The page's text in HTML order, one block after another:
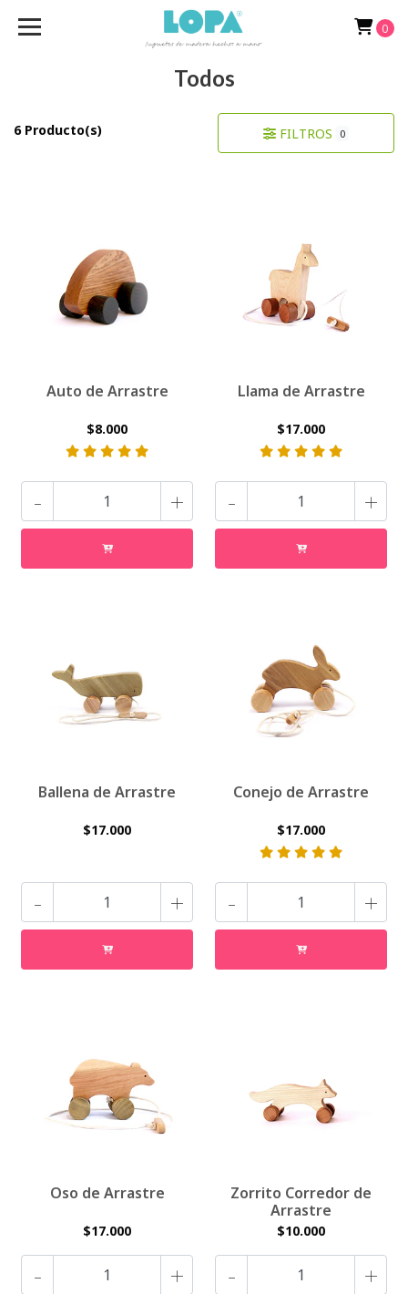
0
Todos
6 Producto(s) FILTROS 0
Auto de Arrastre
$8.000
- +
Llama de Arrastre
$17.000
- +
Ballena de Arrastre
$17.000
- +
Conejo de Arrastre
$17.000
- +
Oso de Arrastre
$17.000
- +
Zorrito Corredor de
Arrastre
$10.000
- +